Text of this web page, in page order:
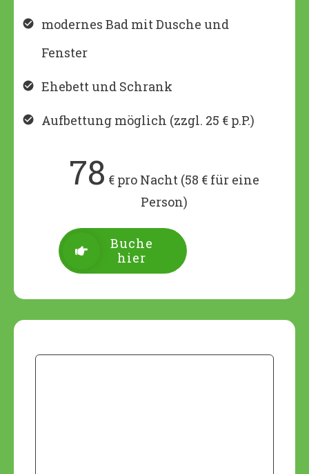
modernes Bad mit Dusche und
Fenster
Ehebett und Schrank
Aufbettung möglich (zzgl. 25 € p.P.)
78 € pro Nacht (58 € für eine
Person)
Buche
hier